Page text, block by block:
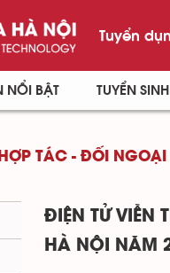
Tuyển
NỔI BẬT TUYỂN SINH
HỢP TÁC - ĐỐI NGOẠI
ĐIỆN TỬ VIỄN
HÀ NỘI NĂM